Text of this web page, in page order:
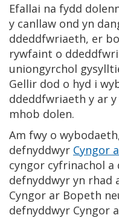
Efallai na fydd
y canllaw ond yn
ddeddfwriaeth, er
rywfaint o
uniongyrchol
Gellir dod o hyd i
ddeddfwriaeth y ar
mhob dolen.
Am fwy o
defnyddwyr Cyngor
cyngor cyfrinachol
defnyddwyr yn rhad
Cyngor ar Bopeth
defnyddwyr Cyngor